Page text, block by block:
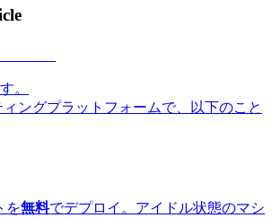
。
ィングプラットフォームで、以下のこと
を無料でデプロイ。アイドル状態のマシ